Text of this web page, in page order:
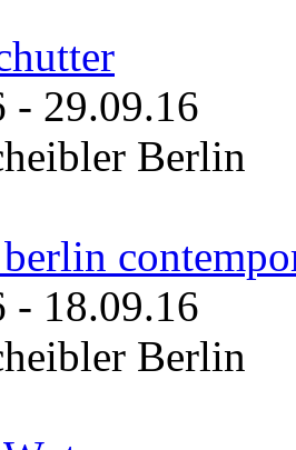
- 29.09.16
Berlin
- 18.09.16
Berlin